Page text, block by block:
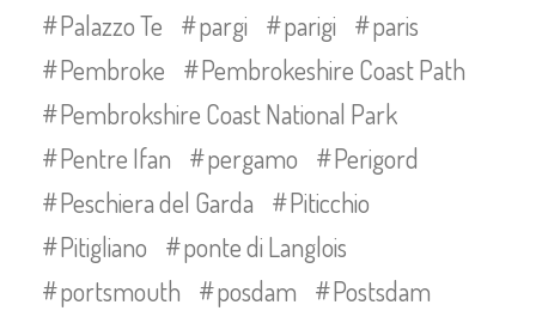
Palazzo Te
pargi parigi
paris
Pembroke
Pembrokeshire Coast Path
Pembrokshire Coast National Park
Pentre Ifan
pergamo
Perigord
Peschiera del Garda
Piticchio
Pitigliano
ponte di Langlois
portsmouth
posdam
Postsdam